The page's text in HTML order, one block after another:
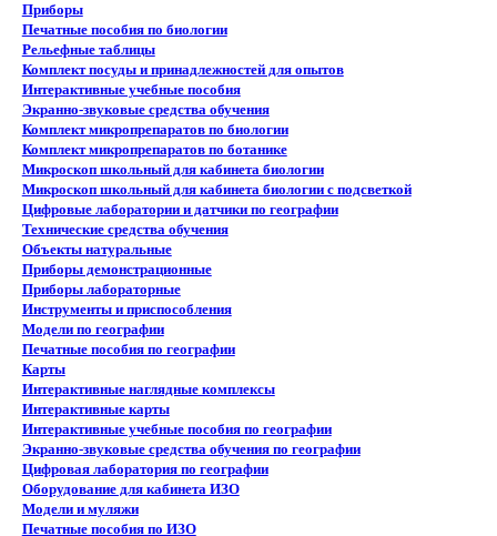
Приборы
Печатные пособия по биологии
Рельефные таблицы
Комплект посуды и принадлежностей для опытов
Интерактивные учебные пособия
Экранно-звуковые средства обучения
Комплект микропрепаратов по биологии
Комплект микропрепаратов по ботанике
Микроскоп школьный для кабинета биологии
Микроскоп школьный для кабинета биологии с подсветкой
Цифровые лаборатории и датчики по географии
Технические средства обучения
Объекты натуральные
Приборы демонстрационные
Приборы лабораторные
Инструменты и приспособления
Модели по географии
Печатные пособия по географии
Карты
Интерактивные наглядные комплексы
Интерактивные карты
Интерактивные учебные пособия по географии
Экранно-звуковые средства обучения по географии
Цифровая лаборатория по географии
Оборудование для кабинета ИЗО
Модели и муляжи
Печатные пособия по ИЗО